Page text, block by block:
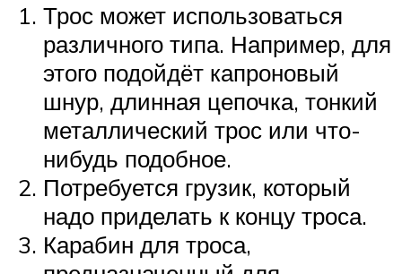
Трос может использоваться
различного типа. Например, для
этого подойдёт капроновый
шнур, длинная цепочка, тонкий
металлический трос или что-
нибудь подобное.
Потребуется грузик, который
надо приделать к концу троса.
Карабин для троса,